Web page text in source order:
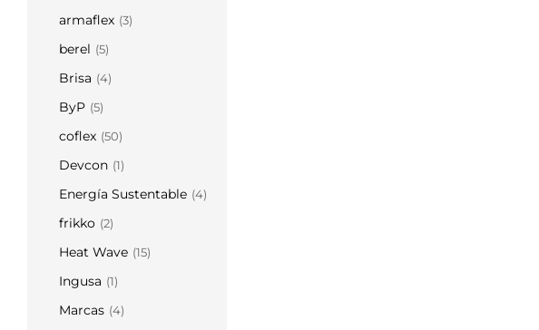
armaflex (3)
berel (5)
Brisa (4)
ByP (5)
coflex (50)
Devcon (1)
Energía Sustentable (4)
frikko (2)
Heat Wave (15)
Ingusa (1)
Marcas (4)